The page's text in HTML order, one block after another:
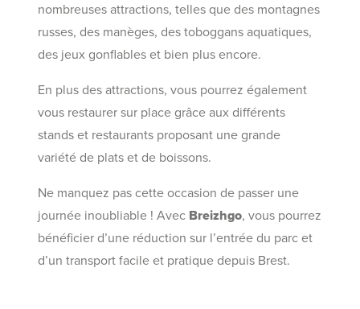
nombreuses attractions, telles que des montagnes
russes, des manèges, des toboggans aquatiques,
des jeux gonflables et bien plus encore.
En plus des attractions, vous pourrez également
vous restaurer sur place grâce aux différents
stands et restaurants proposant une grande
variété de plats et de boissons.
Ne manquez pas cette occasion de passer une
journée inoubliable ! Avec Breizhgo, vous pourrez
bénéficier d’une réduction sur l’entrée du parc et
d’un transport facile et pratique depuis Brest.